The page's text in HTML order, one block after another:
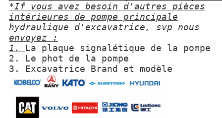
*If vous avez besoin d'autres pièces
intérieures de pompe principale
hydraulique d'excavatrice, svp nous
envoyez :
1. La plaque signalétique de la pompe
2. Le phot de la pompe
3. Excavatrice Brand et modèle